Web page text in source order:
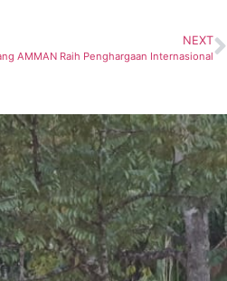
NEXT
AMMAN Raih Penghargaan Internasional